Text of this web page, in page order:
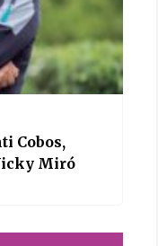
Cobos,
Miró